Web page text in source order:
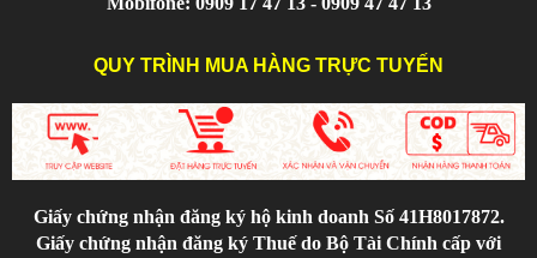
QUY TRÌNH MUA HÀNG TRỰC TUYẾN
Giấy chứng nhận đăng ký hộ kinh doanh Số 41H8017872.
Giấy chứng nhận đăng ký Thuế do Bộ Tài Chính cấp với